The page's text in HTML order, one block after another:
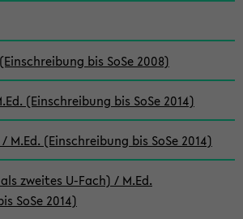
bis SoSe 2008)
(Einschreibung bis SoSe 2014)
M.Ed. (Einschreibung bis SoSe 2014)
zweites U-Fach) / M.Ed.
SoSe 2014)